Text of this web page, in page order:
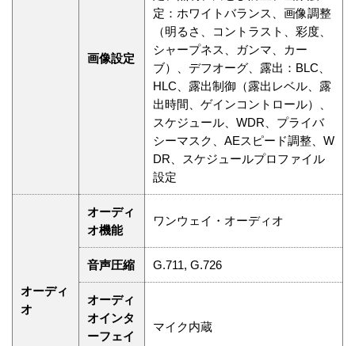
画像設定
定：ホワイトバランス、画像調整
（明るさ、コントラスト、彩度、
シャープネス、ガンマ、カー
ブ）、デフオーグ、露出：BLC、
HLC、露出制御（露出レベル、露
出時間、ゲインコントロール）、
スケジュール、WDR、プライバ
シーマスク、AEスピード調整、W
DR、スケジュールプロファイル
設定
オーディ
オ
オーディ
オ機能
ワンウェイ・オーディオ
音声圧縮 G.711, G.726
オーディ
オインタ
ーフェイ
マイク内蔵